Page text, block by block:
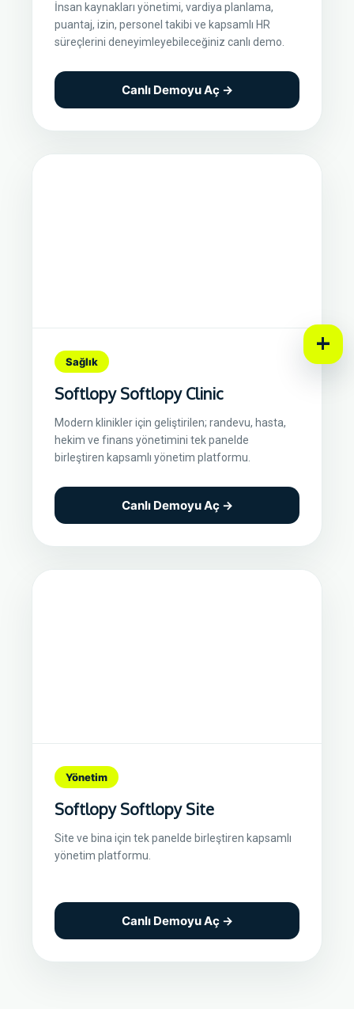
İnsan kaynakları yönetimi, vardiya planlama,
puantaj, izin, personel takibi ve kapsamlı HR
süreçlerini deneyimleyebileceğiniz canlı demo.
Canlı Demoyu Aç →
Sağlık
Softlopy Softlopy Clinic
Modern klinikler için geliştirilen; randevu, hasta,
hekim ve finans yönetimini tek panelde
birleştiren kapsamlı yönetim platformu.
Canlı Demoyu Aç →
Yönetim
Softlopy Softlopy Site
Site ve bina için tek panelde birleştiren kapsamlı
yönetim platformu.
Canlı Demoyu Aç →
+